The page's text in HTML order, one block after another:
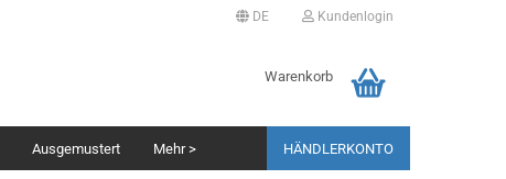
DE
auswählen
Kundenlogin
Warenkorb
Ausgemustert HÄNDLERKONTO
Mehr >